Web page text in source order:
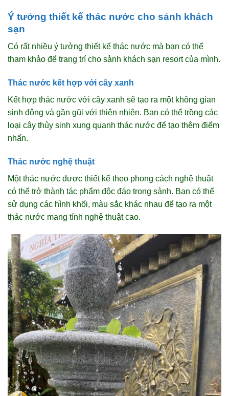
Ý tưởng thiết kế thác nước cho sảnh khách
sạn
Có rất nhiều ý tưởng thiết kế thác nước mà bạn có thể
tham khảo để trang trí cho sảnh khách sạn resort của mình.
Thác nước kết hợp với cây xanh
Kết hợp thác nước với cây xanh sẽ tạo ra một không gian
sinh động và gần gũi với thiên nhiên. Bạn có thể trồng các
loại cây thủy sinh xung quanh thác nước để tạo thêm điểm
nhấn.
Thác nước nghệ thuật
Một thác nước được thiết kế theo phong cách nghệ thuật
có thể trở thành tác phẩm độc đáo trong sảnh. Bạn có thể
sử dụng các hình khối, màu sắc khác nhau để tạo ra một
thác nước mang tính nghệ thuật cao.